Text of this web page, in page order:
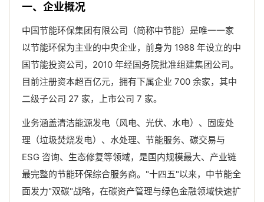
一、企业概况
中国节能环保集团有限公司（简称中节能）是唯一一家
以节能环保为主业的中央企业，前身为 1988 年设立的中
国节能投资公司，2010 年经国务院批准组建集团公司。
目前注册资本超百亿元，拥有下属企业 700 余家，其中
二级子公司 27 家，上市公司 7 家。
业务涵盖清洁能源发电（风电、光伏、水电）、固废处
理（垃圾焚烧发电）、水处理、节能服务、碳交易与
ESG 咨询、生态修复等领域，是国内规模最大、产业链
最完整的节能环保综合服务商。"十四五"以来，中节能全
面发力"双碳"战略，在碳资产管理与绿色金融领域快速扩